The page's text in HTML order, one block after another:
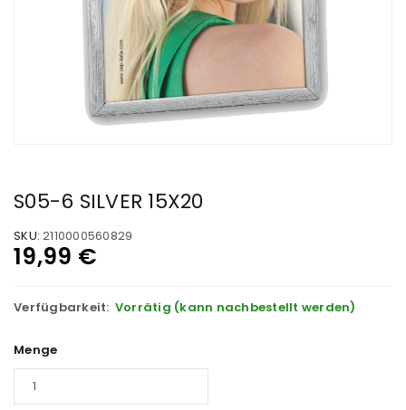
S05-6 SILVER 15X20
SKU: 2110000560829
19,99 €
Verfügbarkeit: Vorrätig (kann nachbestellt werden)
Menge